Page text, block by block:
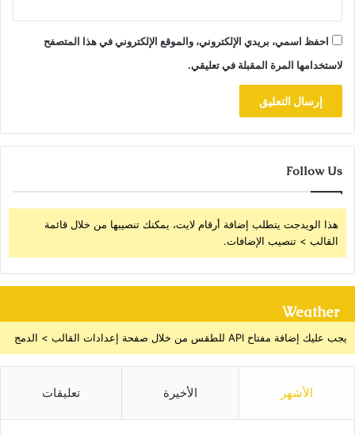
احفظ اسمي، بريدي الإلكتروني، والموقع الإلكتروني في هذا المتصفح
لاستخدامها المرة المقبلة في تعليقي.
Follow Us
هذا الويدجت يتطلب إضافة أرقام لايت، يمكنك تنصيبها من خلال قائمة
القالب > تنصيب الإضافات.
Weather
يجب عليك إضافة مفتاح API للطقس من خلال صفحة إعدادات القالب > الدمج
الأشهر الأخيرة تعليقات